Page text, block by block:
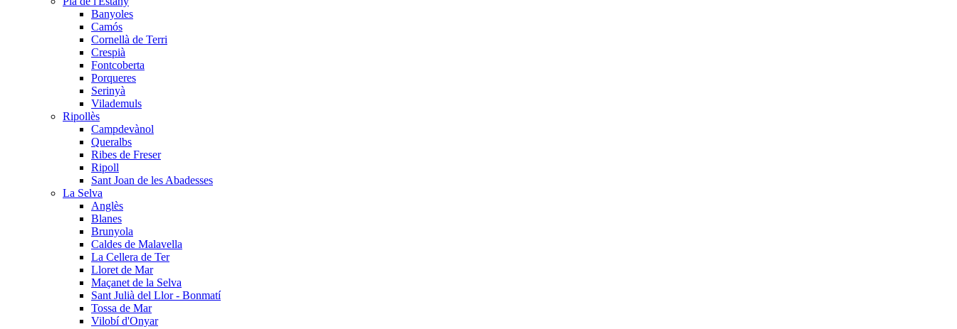
Banyoles
Camós
Cornellà de Terri
Crespià
Fontcoberta
Porqueres
Serinyà
Vilademuls
Ripollès
Campdevànol
Queralbs
Ribes de Freser
Ripoll
Sant Joan de les Abadesses
La Selva
Anglès
Blanes
Brunyola
Caldes de Malavella
La Cellera de Ter
Lloret de Mar
Maçanet de la Selva
Sant Julià del Llor - Bonmatí
Tossa de Mar
Vilobí d'Onyar